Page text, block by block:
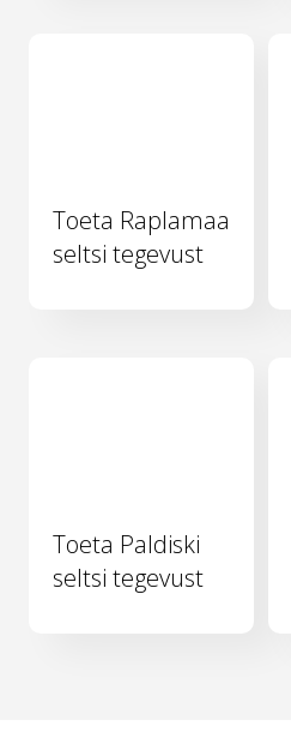
Toeta Raplamaa
seltsi tegevust
Toeta Paldiski
seltsi tegevust